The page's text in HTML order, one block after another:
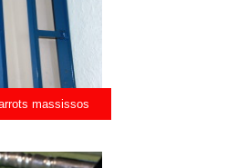
massissos